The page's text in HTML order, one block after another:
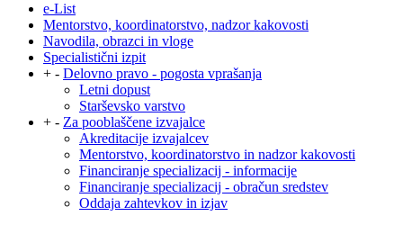
e-List
Mentorstvo, koordinatorstvo, nadzor kakovosti
Navodila, obrazci in vloge
Specialistični izpit
+ - Delovno pravo - pogosta vprašanja
Letni dopust
Starševsko varstvo
+ - Za pooblaščene izvajalce
Akreditacije izvajalcev
Mentorstvo, koordinatorstvo in nadzor kakovosti
Financiranje specializacij - informacije
Financiranje specializacij - obračun sredstev
Oddaja zahtevkov in izjav